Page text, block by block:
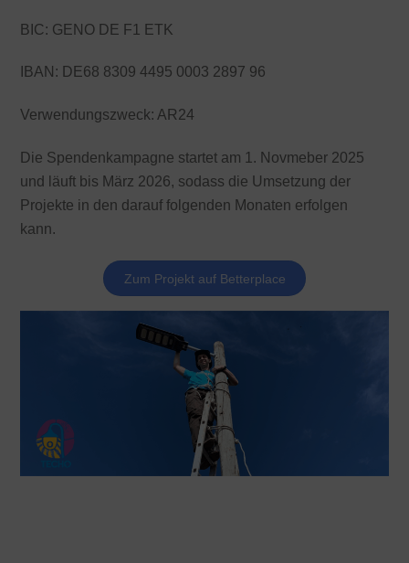
BIC: GENO DE F1 ETK
IBAN: DE68 8309 4495 0003 2897 96
Verwendungszweck: AR24
Die Spendenkampagne startet am 1. Novmeber 2025
und läuft bis März 2026, sodass die Umsetzung der
Projekte in den darauf folgenden Monaten erfolgen
kann.
Zum Projekt auf Betterplace